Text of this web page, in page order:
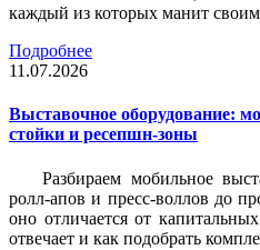
каждый из которых манит
Подробнее
11.07.2026
Выставочное оборудование:
стойки и ресепшн-зоны
Разбираем мобильное
ролл-апов и пресс-воллов до
оно отличается от
отвечает и как подобрать